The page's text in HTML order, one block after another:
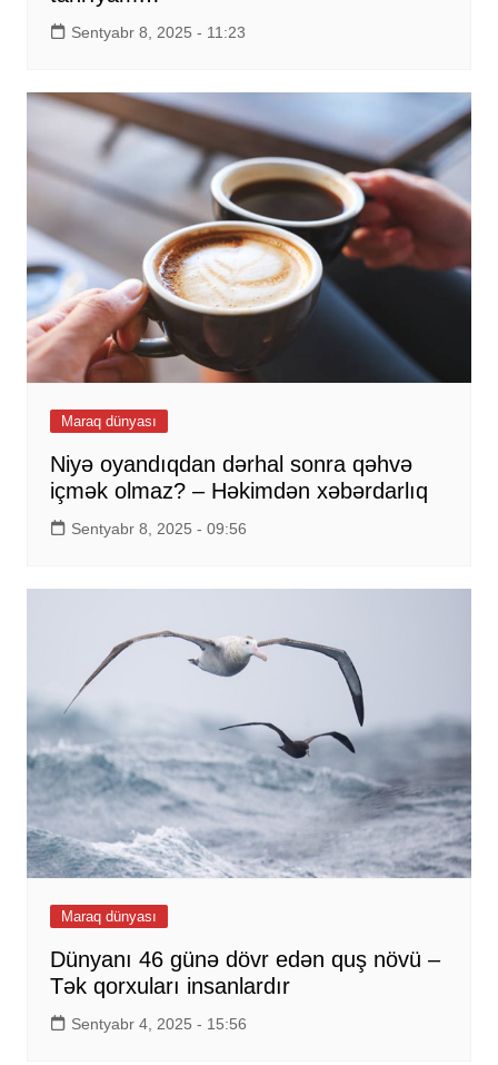
Sentyabr 8, 2025 - 11:23
Maraq dünyası
Niyə oyandıqdan dərhal sonra qəhvə
içmək olmaz? – Həkimdən xəbərdarlıq
Sentyabr 8, 2025 - 09:56
Maraq dünyası
Dünyanı 46 günə dövr edən quş növü –
Tək qorxuları insanlardır
Sentyabr 4, 2025 - 15:56